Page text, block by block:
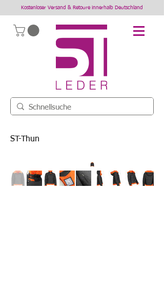
Kostenloser Versand & Retoure innerhalb Deutschland
ST-Thun